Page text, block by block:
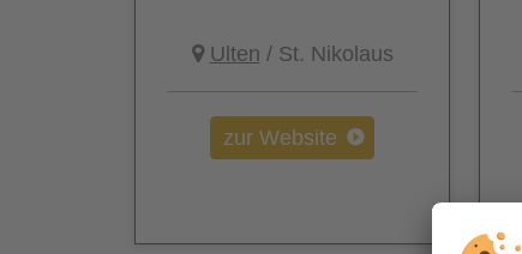
Ulten / St. Nikolaus
zur Website